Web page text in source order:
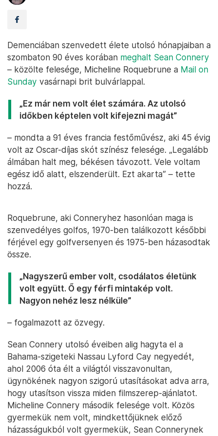
Demenciában szenvedett élete utolsó hónapjaiban a
szombaton 90 éves korában meghalt Sean Connery
– közölte felesége, Micheline Roquebrune a Mail on
Sunday vasárnapi brit bulvárlappal.
„Ez már nem volt élet számára. Az utolsó
időkben képtelen volt kifejezni magát”
– mondta a 91 éves francia festőművész, aki 45 évig
volt az Oscar-díjas skót színész felesége. „Legalább
álmában halt meg, békésen távozott. Vele voltam
egész idő alatt, elszenderült. Ezt akarta” – tette
hozzá.
Roquebrune, aki Conneryhez hasonlóan maga is
szenvedélyes golfos, 1970-ben találkozott későbbi
férjével egy golfversenyen és 1975-ben házasodtak
össze.
„Nagyszerű ember volt, csodálatos életünk
volt együtt. Ő egy férfi mintakép volt.
Nagyon nehéz lesz nélküle”
– fogalmazott az özvegy.
Sean Connery utolsó éveiben alig hagyta el a
Bahama-szigeteki Nassau Lyford Cay negyedét,
ahol 2006 óta élt a világtól visszavonultan,
ügynökének nagyon szigorú utasításokat adva arra,
hogy utasítson vissza miden filmszerep-ajánlatot.
Micheline Connery második felesége volt. Közös
gyermekük nem volt, mindkettőjüknek előző
házasságukból volt gyermekük, Sean Connerynek